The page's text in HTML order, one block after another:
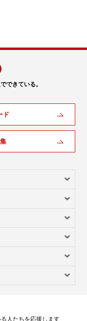
できている。
ド
人たちを応援します